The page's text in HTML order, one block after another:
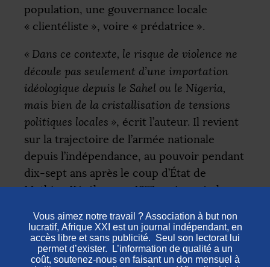
population, une gouvernance locale
« clientéliste », voire « prédatrice ».
« Dans ce contexte, le risque de violence ne
découle pas seulement d’une importation
idéologique depuis le Sahel ou le Nigeria,
mais bien de la cristallisation de tensions
politiques locales », écrit l’auteur. Il revient
sur la trajectoire de l’armée nationale
depuis l’indépendance, au pouvoir pendant
dix-sept ans après le coup d’État de
Mathieu Kérékou, en 1972, puis après la
à une stricte soumission à l’autorité civile».
Organisée autour de l’opération Mirador
(3 000 hommes) pour affronter le péril